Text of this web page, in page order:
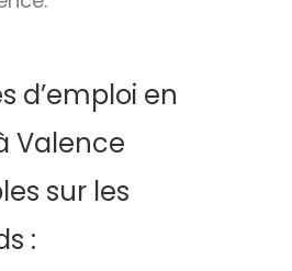
d’emploi en
Valence
sur les
: